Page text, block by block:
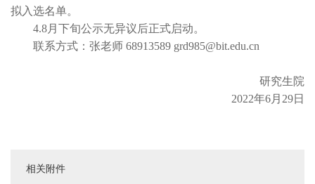
拟入选名单。
4.8月下旬公示无异议后正式启动。
联系方式：张老师 68913589 grd985@bit.edu.cn
研究生院
2022年6月29日
相关附件